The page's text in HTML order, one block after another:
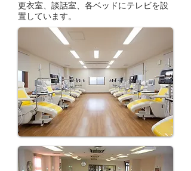
更衣室、談話室、各ベッドにテレビを設
置しています。